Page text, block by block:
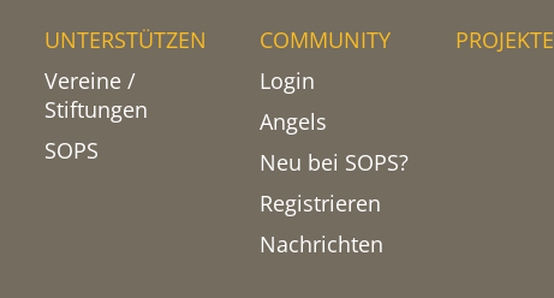
UNTERSTÜTZEN
Vereine /
Stiftungen
SOPS
COMMUNITY
Login
Angels
Neu bei SOPS?
Registrieren
Nachrichten
PROJEKTE